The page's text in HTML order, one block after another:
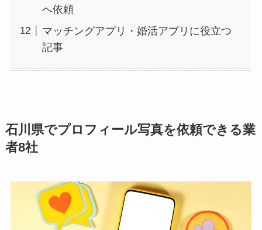
へ依頼
マッチングアプリ・婚活アプリに役立つ
記事
石川県でプロフィール写真を依頼できる業
者8社